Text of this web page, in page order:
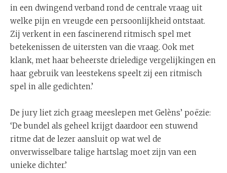
in een dwingend verband rond de centrale vraag uit
welke pijn en vreugde een persoonlijkheid ontstaat.
Zij verkent in een fascinerend ritmisch spel met
betekenissen de uitersten van die vraag. Ook met
klank, met haar beheerste drieledige vergelijkingen en
haar gebruik van leestekens speelt zij een ritmisch
spel in alle gedichten.’
De jury liet zich graag meeslepen met Gelèns’ poëzie:
‘De bundel als geheel krijgt daardoor een stuwend
ritme dat de lezer aansluit op wat wel de
onverwisselbare talige hartslag moet zijn van een
unieke dichter.’